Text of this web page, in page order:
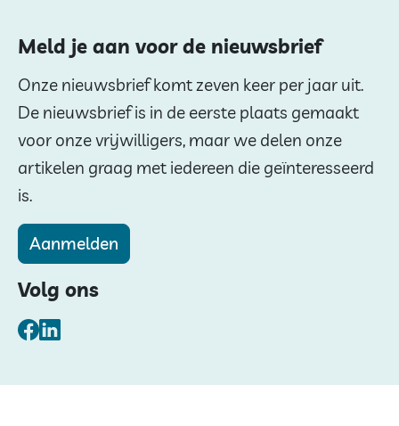
Meld je aan voor de nieuwsbrief
Onze nieuwsbrief komt zeven keer per jaar uit.
De nieuwsbrief is in de eerste plaats gemaakt
voor onze vrijwilligers, maar we delen onze
artikelen graag met iedereen die geïnteresseerd
is.
Aanmelden
Volg ons
Facebook
LinkedIn